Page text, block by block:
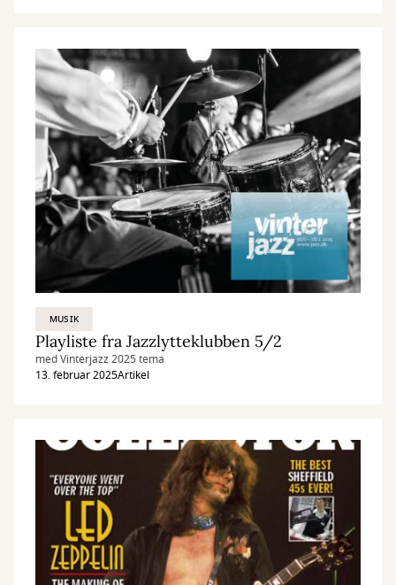
MUSIK
Playliste fra Jazzlytteklubben 5/2
med Vinterjazz 2025 tema
13. februar 2025Artikel